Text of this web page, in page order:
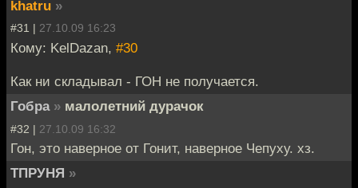
khatru »
#31 | 27.10.09 16:23
Кому: KelDazan, #30
Как ни складывал - ГОН не получается.
Гобра » малолетний дурачок
#32 | 27.10.09 16:32
Гон, это наверное от Гонит, наверное Чепуху. хз.
ТПРУНЯ »